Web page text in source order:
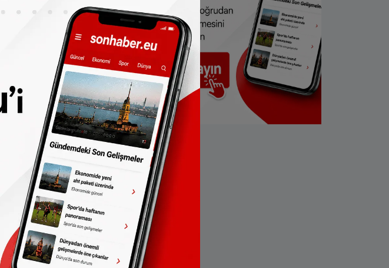
düşüyor.
“Bu
dolandırılan
ve şüpheli
Odayı
denetim